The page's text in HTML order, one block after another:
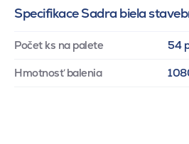
Specifikace Sadra biela
Počet ks na palete 54
Hmotnosť balenia